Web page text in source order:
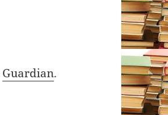
Guardian.